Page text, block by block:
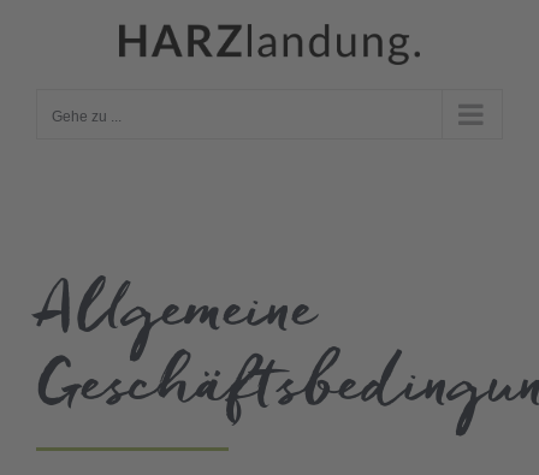
Gehe zu ...
Allgemeine